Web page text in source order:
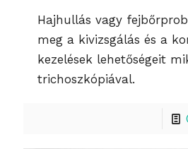
Hajhullás vagy
meg a kivizsgálás és a
kezelések lehetőségeit
trichoszkópiával.